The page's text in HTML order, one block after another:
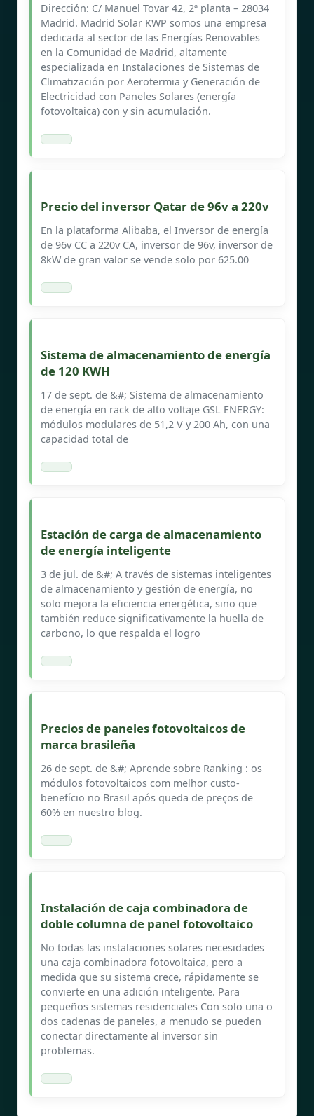
Dirección: C/ Manuel Tovar 42, 2ª planta – 28034
Madrid. Madrid Solar KWP somos una empresa
dedicada al sector de las Energías Renovables
en la Comunidad de Madrid, altamente
especializada en Instalaciones de Sistemas de
Climatización por Aerotermia y Generación de
Electricidad con Paneles Solares (energía
fotovoltaica) con y sin acumulación.
Precio del inversor Qatar de 96v a 220v
En la plataforma Alibaba, el Inversor de energía
de 96v CC a 220v CA, inversor de 96v, inversor de
8kW de gran valor se vende solo por 625.00
Sistema de almacenamiento de energía
de 120 KWH
17 de sept. de &#; Sistema de almacenamiento
de energía en rack de alto voltaje GSL ENERGY:
módulos modulares de 51,2 V y 200 Ah, con una
capacidad total de
Estación de carga de almacenamiento
de energía inteligente
3 de jul. de &#; A través de sistemas inteligentes
de almacenamiento y gestión de energía, no
solo mejora la eficiencia energética, sino que
también reduce significativamente la huella de
carbono, lo que respalda el logro
Precios de paneles fotovoltaicos de
marca brasileña
26 de sept. de &#; Aprende sobre Ranking : os
módulos fotovoltaicos com melhor custo-
benefício no Brasil após queda de preços de
60% en nuestro blog.
Instalación de caja combinadora de
doble columna de panel fotovoltaico
No todas las instalaciones solares necesidades
una caja combinadora fotovoltaica, pero a
medida que su sistema crece, rápidamente se
convierte en una adición inteligente. Para
pequeños sistemas residenciales Con solo una o
dos cadenas de paneles, a menudo se pueden
conectar directamente al inversor sin
problemas.